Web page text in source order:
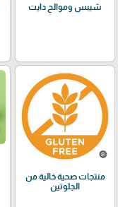
شيبس وموالح دايت
منتجات صحية خالية من
الجلوتين